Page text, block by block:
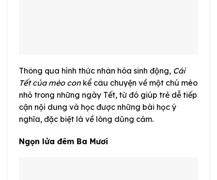
Thông qua hình thức nhân hóa sinh động, Cái
Tết của mèo con kể câu chuyện về một chú mèo
nhỏ trong những ngày Tết, từ đó giúp trẻ dễ tiếp
cận nội dung và học được những bài học ý
nghĩa, đặc biệt là về lòng dũng cảm.
Ngọn lửa đêm Ba Mươi